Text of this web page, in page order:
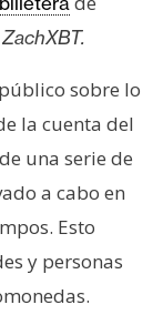
ZachXBT.
sobre lo
la cuenta del
una serie de
a cabo en
Esto
y personas